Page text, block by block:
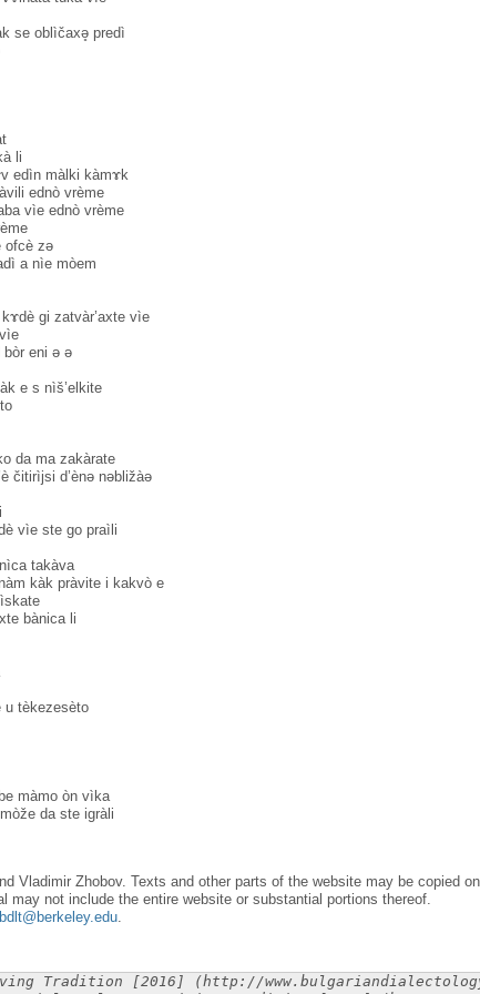
se oblìčaxə̥ predì
li
edìn màlki kàmɤk
ednò vrème
vìe ednò vrème
ofcè zə
a nìe mòem
gi zatvàr’axte vìe
eni ə ə
e s nìš’elkite
da ma zakàrate
čitirìjsi d’ènə nəbližàə
vìe ste go praìli
takàva
kàk pràvite i kakvò e
bànica li
u tèkezesèto
màmo òn vìka
da ste igràli
Vladimir Zhobov. Texts and other parts of the website may be copied
may not include the entire website or substantial portions thereof.
bdlt@berkeley.edu.
Tradition [2016] (http://